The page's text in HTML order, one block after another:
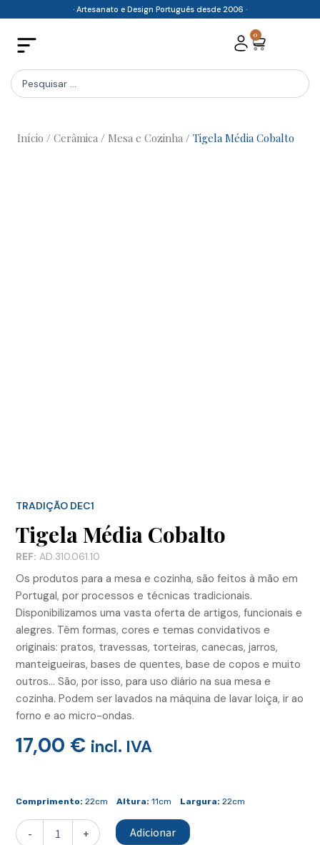
content
· Artesanato e Design Português desde 2006 ·
0
Cart
Search
...
Início / Cerâmica / Mesa e Cozinha / Tigela Média Cobalto
TRADIÇÃO DEC1
Tigela Média Cobalto
REF: AD.310.061.10
Os produtos para a mesa e cozinha, são feitos à mão em
Portugal, por processos e técnicas tradicionais.
Disponibilizamos uma vasta oferta de artigos, funcionais e
alegres. Têm formas, cores e temas convidativos e
originais: pratos, travessas, torteiras, canecas, jarros,
manteigueiras, bases de quentes, base de copos e muito
outros… São, por isso, para uso diário na sua mesa e
cozinha. Podem ser lavados na máquina de lavar loiça, ir ao
forno e ao micro-ondas.
17,00 € incl. IVA
Comprimento: 22cm Altura: 11cm Largura: 22cm
-
Tigela
Média
Cobalto
+ Adicionar